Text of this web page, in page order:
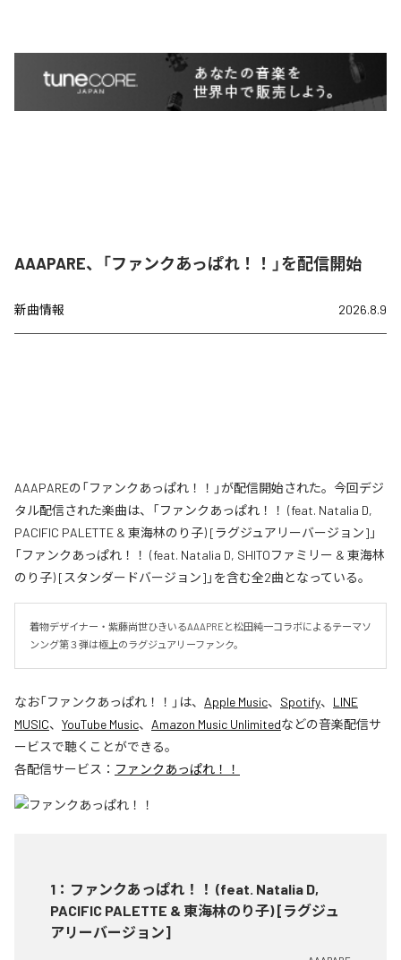
AAAPARE、「ファンクあっぱれ！！」を配信開始
新曲情報 2026.8.9
AAAPAREの「ファンクあっぱれ！！」が配信開始された。今回デジ
タル配信された楽曲は、「ファンクあっぱれ！！ (feat. Natalia D,
PACIFIC PALETTE & 東海林のり子) [ラグジュアリーバージョン]」
「ファンクあっぱれ！！ (feat. Natalia D, SHITOファミリー & 東海林
のり子) [スタンダードバージョン]」を含む全2曲となっている。
着物デザイナー・紫藤尚世ひきいるAAAPREと松田純一コラボによるテーマソ
ンング第３弾は極上のラグジュアリーファンク。
なお「ファンクあっぱれ！！ 」は、 Apple Music、 Spotify、 LINE
MUSIC、 YouTube Music、 Amazon Music Unlimitedなどの音楽配信サ
ービスで聴くことができる。
各配信サービス： ファンクあっぱれ！！
1 ： ファンクあっぱれ！！ (feat. Natalia D,
PACIFIC PALETTE & 東海林のり子) [ラグジュ
アリーバージョン]